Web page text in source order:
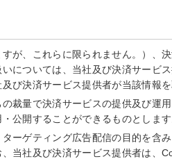
が、これらに限られません。）、
については、当社及び決済サービ
び決済サービス提供者が当該情報
裁量で決済サービスの提供及び運
公開することができるものとします
ーゲティング広告配信の目的を含
当社及び決済サービス提供者は、